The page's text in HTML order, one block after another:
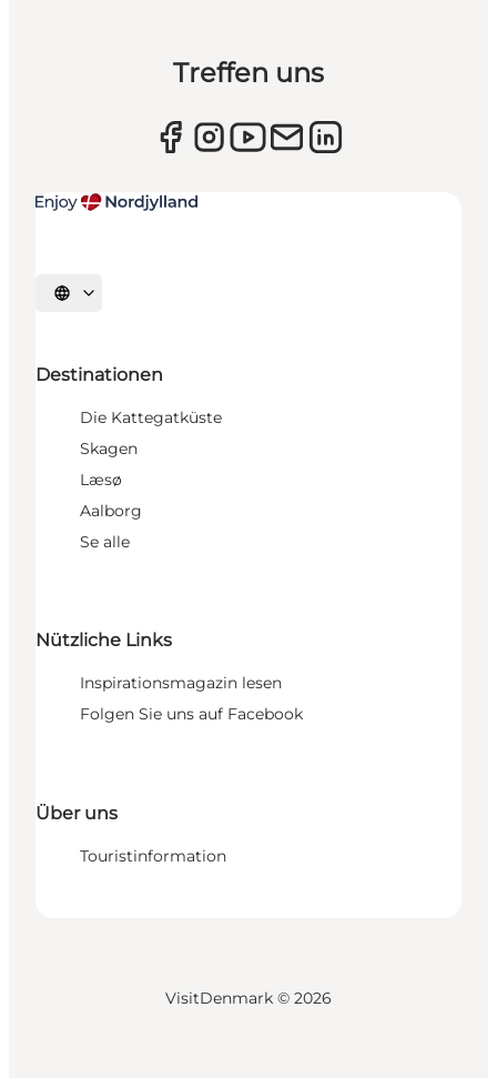
Treffen uns
Sprache auswählen
Destinationen
Die Kattegatküste
Skagen
Læsø
Aalborg
Se alle
Nützliche Links
Inspirationsmagazin lesen
Folgen Sie uns auf Facebook
Über uns
Touristinformation
VisitDenmark © 2026